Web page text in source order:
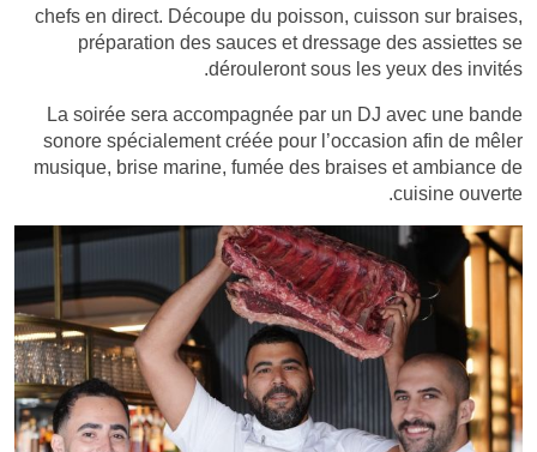
chefs en direct. Découpe du poisson, cuisson sur braises,
préparation des sauces et dressage des assiettes se
dérouleront sous les yeux des invités.
La soirée sera accompagnée par un DJ avec une bande
sonore spécialement créée pour l’occasion afin de mêler
musique, brise marine, fumée des braises et ambiance de
cuisine ouverte.